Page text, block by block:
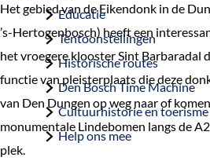
Educatie
Tentoonstellingen
Historische routes
Den Bosch Time Machine
Cultuurhistorie en toerisme
Help ons mee
Het gebied van de Eikendonk in de
’s-Hertogenbosch) heeft een
het vroegere klooster Sint Barbaradal
functie van pleisterplaats die deze
van Den Dungen op weg naar of
monumentale Lindebomen langs de
plek.